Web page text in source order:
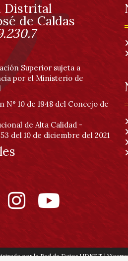
Distrital
de Caldas
Superior sujeta a
por el Ministerio de
N° 10 de 1948 del Concejo de
de Alta Calidad -
del 10 de diciembre del 2021
por la Red de Datos UDNET |